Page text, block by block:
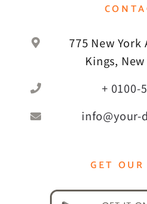
775 New
Kings,
+ 0100-
info@your-
GET